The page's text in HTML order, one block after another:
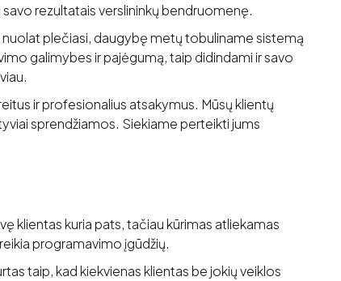
rezultatais verslininkų bendruomenę.
plečiasi, daugybę metų tobuliname sistemą
galimybes ir pajėgumą, taip didindami ir savo
ir profesionalius atsakymus. Mūsų klientų
sprendžiamos. Siekiame perteikti jums
klientas kuria pats, tačiau kūrimas atliekamas
programavimo įgūdžių.
taip, kad kiekvienas klientas be jokių veiklos